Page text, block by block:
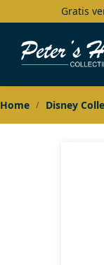
Gratis
Search
Home / Disney